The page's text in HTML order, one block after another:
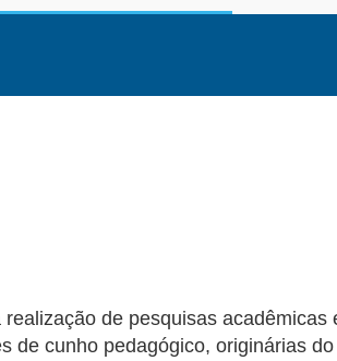
realização de pesquisas acadêmicas
de cunho pedagógico, originárias